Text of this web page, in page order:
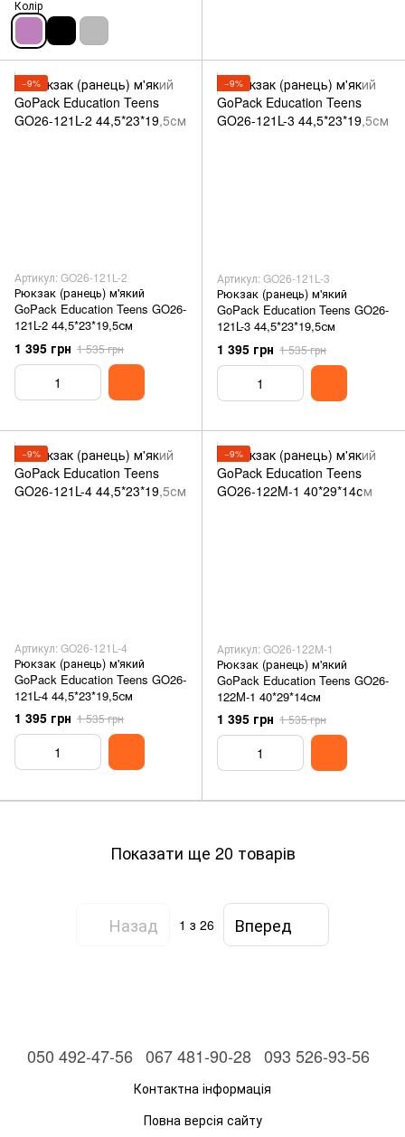
Колір
−9%
Артикул: GO26-121L-2
Рюкзак (ранець) м'який
GoPack Education Teens GO26-
121L-2 44,5*23*19,5см
1 395 грн 1 535 грн
−9%
Артикул: GO26-121L-3
Рюкзак (ранець) м'який
GoPack Education Teens GO26-
121L-3 44,5*23*19,5см
1 395 грн 1 535 грн
−9%
Артикул: GO26-121L-4
Рюкзак (ранець) м'який
GoPack Education Teens GO26-
121L-4 44,5*23*19,5см
1 395 грн 1 535 грн
−9%
Артикул: GO26-122M-1
Рюкзак (ранець) м'який
GoPack Education Teens GO26-
122M-1 40*29*14см
1 395 грн 1 535 грн
Показати ще 20 товарів
Назад 1 з 26 Вперед
050 492-47-56 067 481-90-28 093 526-93-56
Контактна інформація
Повна версія сайту